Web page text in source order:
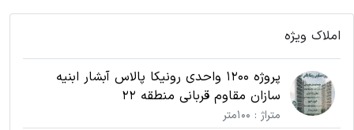
املاک ویژه
پروژه 1200 واحدی رونیکا پالاس آبشار ابنیه
سازان مقاوم قربانی منطقه 22
متراژ : 100متر